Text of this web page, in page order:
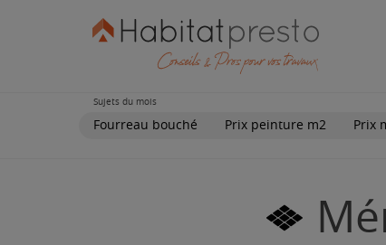
Sujets du mois
Fourreau bouché Prix peinture m2 Prix